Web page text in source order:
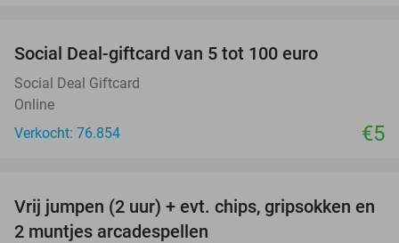
Social Deal-giftcard van 5 tot 100 euro
Social Deal Giftcard
Online
Verkocht: 76.854
€5
38%
Vrij jumpen (2 uur) + evt. chips, gripsokken en
2 muntjes arcadespellen